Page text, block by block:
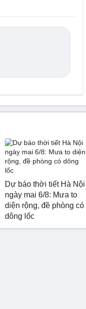
Dự báo thời tiết Hà Nội
ngày mai 6/8: Mưa to
diện rộng, đề phòng có
dông lốc